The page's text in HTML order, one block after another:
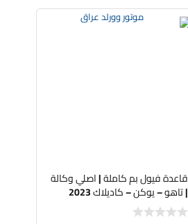
قاعدة فيول بم كاملة | اصلي وكالة
| تاهو – يوكن – كاديلاك 2023